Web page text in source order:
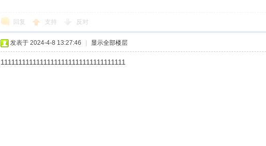
回复 支持 反对
发表于 2024-4-8 13:27:46 显示全部楼层
11111111111111111111111111111111111